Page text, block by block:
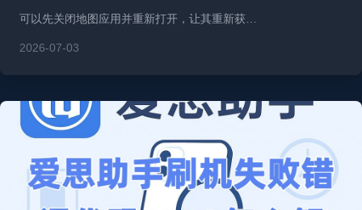
可以先关闭地图应用并重新打开，让其重新获…
2026-07-03